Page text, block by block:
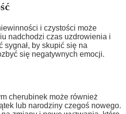
i czystości może
nadchodzi czas uzdrowienia i
sygnał, by skupić się na
się negatywnych emocji.
cherubinek może również
lub narodziny czegoś nowego.